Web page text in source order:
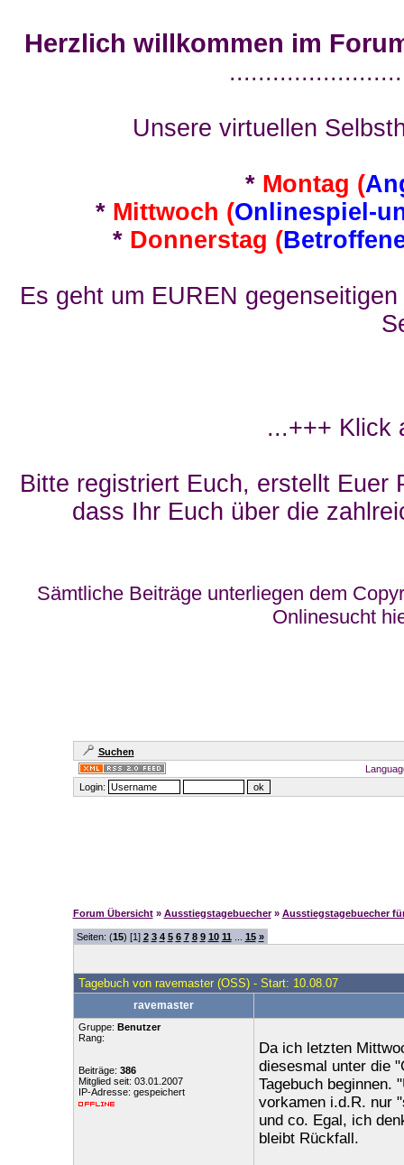
Herzlich willkommen im
Unsere virtuellen
* Montag (
* Mittwoch (Onlinespiel-
* Donnerstag (
Es geht um EUREN
...+++ Klick
Bitte registriert Euch, erstellt Euer
dass Ihr Euch über die
Sämtliche Beiträge unterliegen dem
Onlinesucht
Suchen
Login:
Forum Übersicht » Ausstiegstagebuecher » Ausstiegstagebuecher
Seiten: (15) [1] 2 3 4 5 6 7 8 9 10 11 15 »
Tagebuch von ravemaster (OSS) - Start: 10.08.07
ravemaster
Gruppe: Benutzer
Rang:
Beiträge: 386
Mitglied seit: 03.01.2007
IP-Adresse: gespeichert
Da ich letzten
diesesmal unter die
Tagebuch beginnen.
vorkamen i.d.R. nur
und co. Egal, ich
bleibt Rückfall.